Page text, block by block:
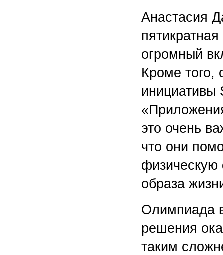
Анастасия
огромный
Кроме того,
инициативы
это очень
что они
физическую
образа
Олимпиада
решения
таким